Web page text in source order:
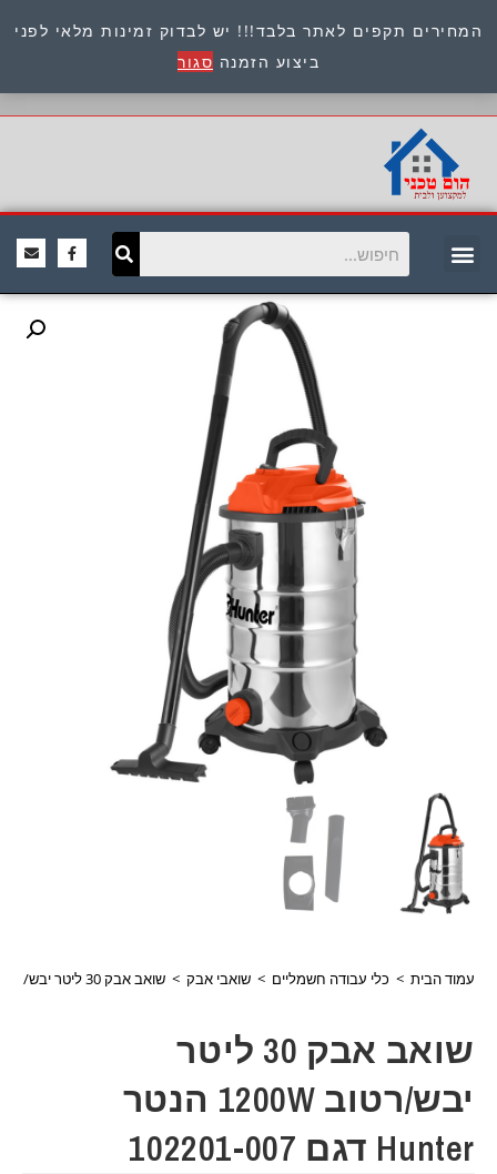
המחירים תקפים לאתר בלבד!!! יש לבדוק זמינות מלאי לפני
ביצוע הזמנה סגור
כתובת : היוזמים 9 אור יהודה שירות לקוחות 054-
8945722
עמוד הבית > כלי עבודה חשמליים > שואבי אבק > שואב אבק 30 ליטר יבש/רטוב 1200W הנטר Hunter דגם 102201-007
שואב אבק 30 ליטר
יבש/רטוב 1200W הנטר
Hunter דגם 102201-007